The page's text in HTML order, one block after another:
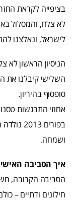
בציפייה לקראת
לא צלח, והמסלול
לישראל, ונאלצנו
הניסיון הראשון לא
השלישי קיבלנו
סופסוף בהיריון.
אחוזי התרגשות
בפורים
ושמחה.
איך הסביבה
הסביבה הקרובה,
חילונים ודתיים –